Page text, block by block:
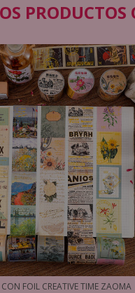
FOIL CREATIVE TIME ZAOMA